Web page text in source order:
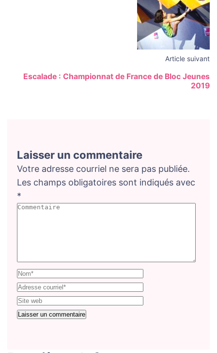
Article suivant
Escalade : Championnat de France de Bloc Jeunes
2019
Laisser un commentaire
Votre adresse courriel ne sera pas publiée.
Les champs obligatoires sont indiqués avec
*